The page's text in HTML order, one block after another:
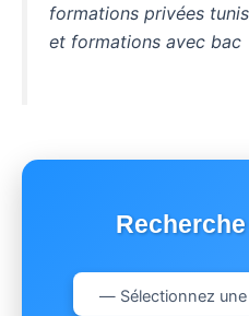
formations privées
et formations avec bac